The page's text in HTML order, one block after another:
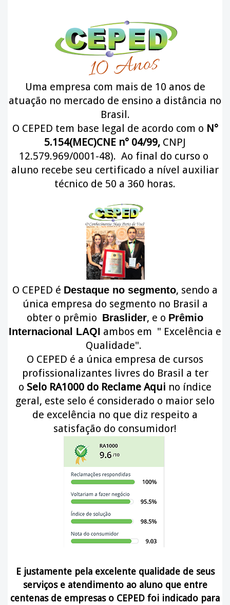
Uma empresa com mais de 10 anos de
atuação no mercado de ensino a distância no
Brasil.
O CEPED tem base legal de acordo com o N°
5.154(MEC)CNE n° 04/99, CNPJ
12.579.969/0001-48). Ao final do curso o
aluno recebe seu certificado a nível auxiliar
técnico de 50 a 360 horas.
O CEPED é Destaque no segmento, sendo a
única empresa do segmento no Brasil a
obter o prêmio Braslider, e o Prêmio
Internacional LAQI ambos em " Excelência e
Qualidade".
O CEPED é a única empresa de cursos
profissionalizantes livres do Brasil a ter
o Selo RA1000 do Reclame Aqui no índice
geral, este selo é considerado o maior selo
de excelência no que diz respeito a
satisfação do consumidor!
E justamente pela excelente qualidade de seus
serviços e atendimento ao aluno que entre
centenas de empresas o CEPED foi indicado para